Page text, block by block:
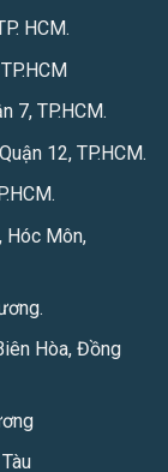
HCM.
7, TP.HCM.
12, TP.HCM.
Hóc Môn,
Hòa, Đồng